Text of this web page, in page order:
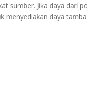
sumber. Jika daya dari
menyediakan daya